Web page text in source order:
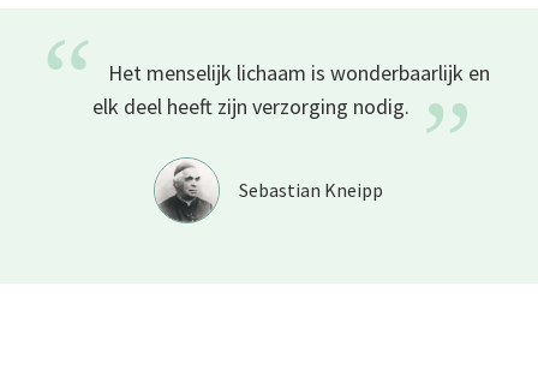
“
Het menselijk lichaam is wonderbaarlijk en
elk deel heeft zijn verzorging nodig. ”
Sebastian Kneipp